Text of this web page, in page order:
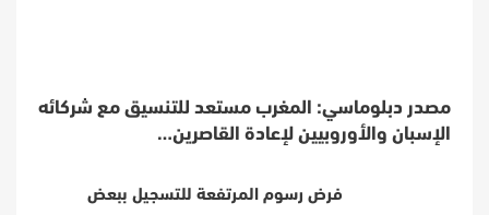
مصدر دبلوماسي: المغرب مستعد للتنسيق مع شركائه
الإسبان والأوروبيين لإعادة القاصرين…
فرض رسوم المرتفعة للتسجيل ببعض